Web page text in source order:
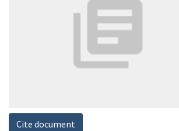
Cite document